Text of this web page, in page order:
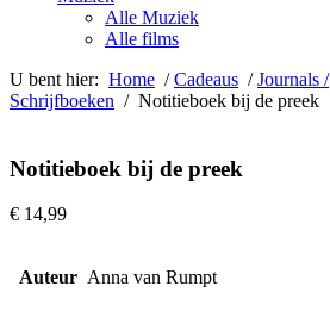
Alle Muziek
Alle films
U bent hier: Home /Cadeaus /Journals /
Schrijfboeken / Notitieboek bij de preek
Notitieboek bij de preek
€ 14,99
Auteur Anna van Rumpt